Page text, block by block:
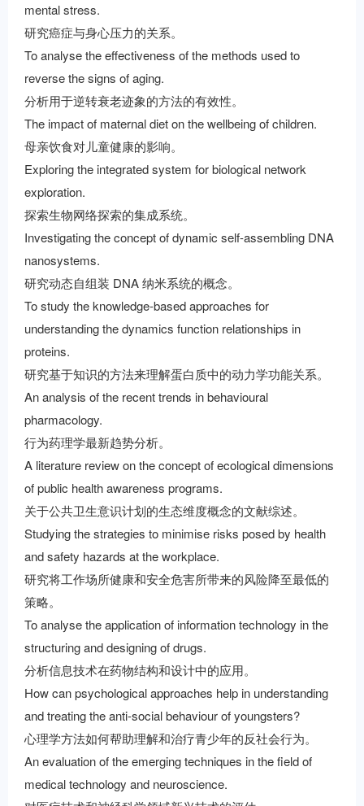
mental stress.
研究癌症与身心压力的关系。
To analyse the effectiveness of the methods used to
reverse the signs of aging.
分析用于逆转衰老迹象的方法的有效性。
The impact of maternal diet on the wellbeing of children.
母亲饮食对儿童健康的影响。
Exploring the integrated system for biological network
exploration.
探索生物网络探索的集成系统。
Investigating the concept of dynamic self-assembling DNA
nanosystems.
研究动态自组装 DNA 纳米系统的概念。
To study the knowledge-based approaches for
understanding the dynamics function relationships in
proteins.
研究基于知识的方法来理解蛋白质中的动力学功能关系。
An analysis of the recent trends in behavioural
pharmacology.
行为药理学最新趋势分析。
A literature review on the concept of ecological dimensions
of public health awareness programs.
关于公共卫生意识计划的生态维度概念的文献综述。
Studying the strategies to minimise risks posed by health
and safety hazards at the workplace.
研究将工作场所健康和安全危害所带来的风险降至最低的
策略。
To analyse the application of information technology in the
structuring and designing of drugs.
分析信息技术在药物结构和设计中的应用。
How can psychological approaches help in understanding
and treating the anti-social behaviour of youngsters?
心理学方法如何帮助理解和治疗青少年的反社会行为。
An evaluation of the emerging techniques in the field of
medical technology and neuroscience.